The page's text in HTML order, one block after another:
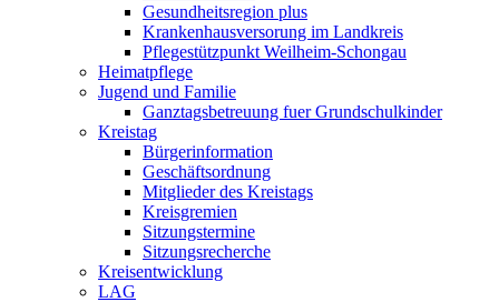
Gesundheitsregion plus
Krankenhausversorung im Landkreis
Pflegestützpunkt Weilheim-Schongau
Heimatpflege
Jugend und Familie
Ganztagsbetreuung fuer Grundschulkinder
Kreistag
Bürgerinformation
Geschäftsordnung
Mitglieder des Kreistags
Kreisgremien
Sitzungstermine
Sitzungsrecherche
Kreisentwicklung
LAG